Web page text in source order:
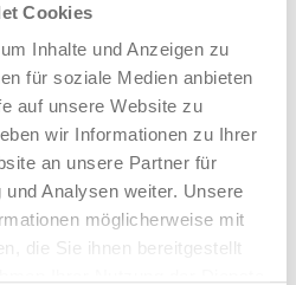
Cookies
Inhalte und Anzeigen zu
für soziale Medien anbieten
auf unsere Website zu
wir Informationen zu Ihrer
an unsere Partner für
Analysen weiter. Unsere
möglicherweise mit
die Sie ihnen bereitgestellt
Linkamp
GW
7998-522
per Mail oder